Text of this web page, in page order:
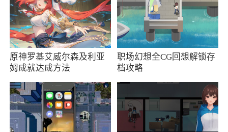
2、君品荟App是一个专门为喜欢酒水商品好
物的购物平台。App上提供了海量的酒水种类，
无论是喜欢红酒、白酒、威士忌还是其他类型的
酒，App都能满足消费者的需求，从全球知名的
到。此外君品荟App还支持多种支付方式，让消
费者可以随时随地进行购物
原神罗基艾威尔森及利亚
姆成就达成方法
职场幻想全CG回想解锁存
档攻略